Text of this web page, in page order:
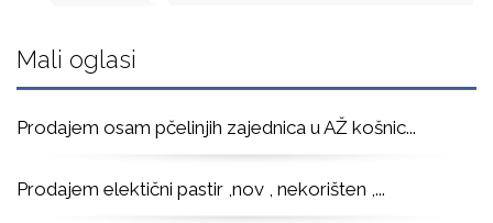
Mali oglasi
Prodajem osam pčelinjih zajednica u AŽ košnic...
Prodajem elektični pastir ,nov , nekorišten ,...